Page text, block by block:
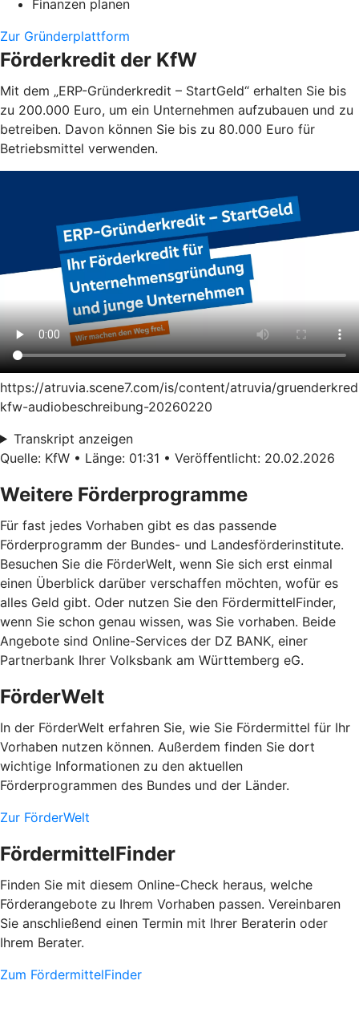
Finanzen planen
Zur Gründerplattform
Förderkredit der KfW
Mit dem „ERP-Gründerkredit – StartGeld“ erhalten Sie bis
zu 200.000 Euro, um ein Unternehmen aufzubauen und zu
betreiben. Davon können Sie bis zu 80.000 Euro für
Betriebsmittel verwenden.
https://atruvia.scene7.com/is/content/atruvia/
kfw-audiobeschreibung-20260220
Transkript anzeigen
Quelle: KfW • Länge: 01:31 • Veröffentlicht: 20.02.2026
Weitere Förderprogramme
Für fast jedes Vorhaben gibt es das passende
Förderprogramm der Bundes- und Landesförderinstitute.
Besuchen Sie die FörderWelt, wenn Sie sich erst einmal
einen Überblick darüber verschaffen möchten, wofür es
alles Geld gibt. Oder nutzen Sie den FördermittelFinder,
wenn Sie schon genau wissen, was Sie vorhaben. Beide
Angebote sind Online-Services der DZ BANK, einer
Partnerbank Ihrer Volksbank am Württemberg eG.
FörderWelt
In der FörderWelt erfahren Sie, wie Sie Fördermittel für Ihr
Vorhaben nutzen können. Außerdem finden Sie dort
wichtige Informationen zu den aktuellen
Förderprogrammen des Bundes und der Länder.
Zur FörderWelt
FördermittelFinder
Finden Sie mit diesem Online-Check heraus, welche
Förderangebote zu Ihrem Vorhaben passen. Vereinbaren
Sie anschließend einen Termin mit Ihrer Beraterin oder
Ihrem Berater.
Zum FördermittelFinder